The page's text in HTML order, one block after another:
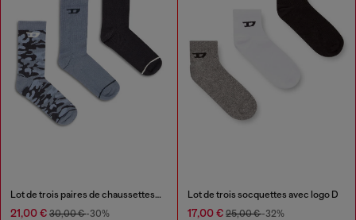
Lot de trois paires de chaussettes en coton avec jacquard D
21,00 € 30,00 €-30%
Lot de trois socquettes avec logo D
17,00 € 25,00 €-32%